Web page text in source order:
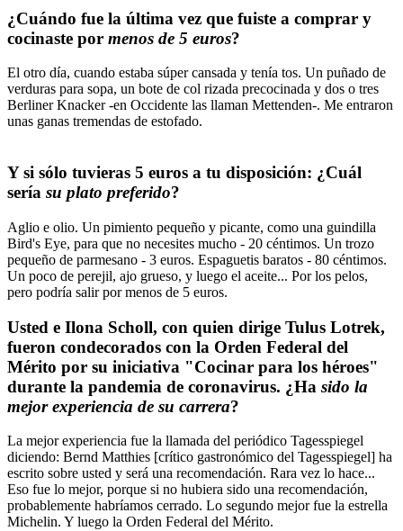
¿Cuándo fue la última vez que fuiste a comprar y
cocinaste por menos de 5 euros?
El otro día, cuando estaba súper cansada y tenía tos. Un puñado de
verduras para sopa, un bote de col rizada precocinada y dos o tres
Berliner Knacker -en Occidente las llaman Mettenden-. Me entraron
unas ganas tremendas de estofado.
Y si sólo tuvieras 5 euros a tu disposición: ¿Cuál
sería su plato preferido?
Aglio e olio. Un pimiento pequeño y picante, como una guindilla
Bird's Eye, para que no necesites mucho - 20 céntimos. Un trozo
pequeño de parmesano - 3 euros. Espaguetis baratos - 80 céntimos.
Un poco de perejil, ajo grueso, y luego el aceite... Por los pelos,
pero podría salir por menos de 5 euros.
Usted e Ilona Scholl, con quien dirige Tulus Lotrek,
fueron condecorados con la Orden Federal del
Mérito por su iniciativa "Cocinar para los héroes"
durante la pandemia de coronavirus. ¿Ha sido la
mejor experiencia de su carrera?
La mejor experiencia fue la llamada del periódico Tagesspiegel
diciendo: Bernd Matthies [crítico gastronómico del Tagesspiegel] ha
escrito sobre usted y será una recomendación. Rara vez lo hace...
Eso fue lo mejor, porque si no hubiera sido una recomendación,
probablemente habríamos cerrado. Lo segundo mejor fue la estrella
Michelin. Y luego la Orden Federal del Mérito.